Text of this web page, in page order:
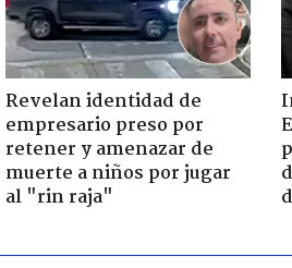
Revelan identidad de
empresario preso por
retener y amenazar de
muerte a niños por jugar
al "rin raja"